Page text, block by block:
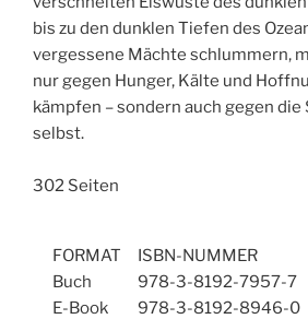
bis zu den dunklen Tiefen des
vergessene Mächte schlummern,
nur gegen Hunger, Kälte und
kämpfen – sondern auch gegen
selbst.
302 Seiten
FORMAT
Buch
E-Book
ISBN-NUMMER
978-3-8192-7957-7
978-3-8192-8946-0